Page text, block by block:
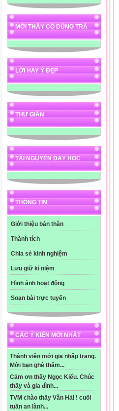
MỜI THẦY CÔ DÙNG TRÀ
LỜI HAY Ý ĐẸP
THƯ GIÃN
TÀI NGUYÊN DẠY HỌC
THÔNG TIN
Giới thiệu bản thân
Thành tích
Chia sẻ kinh nghiệm
Lưu giữ kỉ niệm
Hình ảnh hoạt động
Soạn bài trực tuyến
CÁC Ý KIẾN MỚI NHẤT
Thành viên mới gia nhập trang.
Mời bạn ghé thăm...
Cảm ơn thầy Ngọc Kiểu. Chúc
thầy và gia đình...
TVM chào thầy Văn Hải ! cuối
tuần an lành...